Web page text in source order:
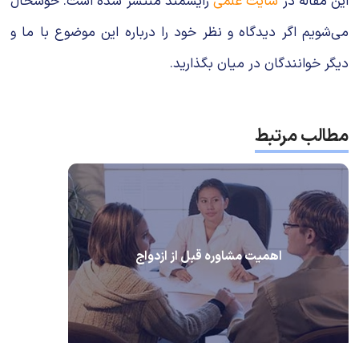
می‌شویم اگر دیدگاه و نظر خود را درباره این موضوع با ما و
دیگر خوانندگان در میان بگذارید.
مطالب مرتبط
اهمیت مشاوره قبل از ازدواج